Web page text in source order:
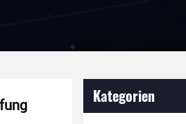
Kategorien